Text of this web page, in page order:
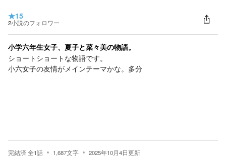
★15
2小説のフォロワー
小学六年生女子、夏子と菜々美の物語。
ショートショートな物語です。
小六女子の友情がメインテーマかな。多分
完結済全1話 1,687文字 2025年10月4日更新